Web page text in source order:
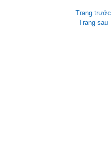
Trang trước
Trang sau